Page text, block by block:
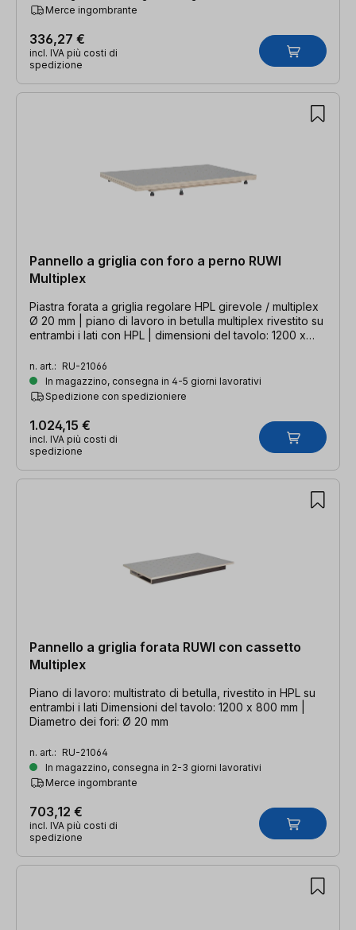
Merce ingombrante
336,27 €
incl. IVA più costi di
spedizione
Pannello a griglia con foro a perno RUWI
Multiplex
Piastra forata a griglia regolare HPL girevole / multiplex
Ø 20 mm | piano di lavoro in betulla multiplex rivestito su
entrambi i lati con HPL | dimensioni del tavolo: 1200 x
n. art.: RU-21066
In magazzino, consegna in 4-5 giorni lavorativi
Spedizione con spedizioniere
1.024,15 €
incl. IVA più costi di
spedizione
Pannello a griglia forata RUWI con cassetto
Multiplex
Piano di lavoro: multistrato di betulla, rivestito in HPL su
entrambi i lati Dimensioni del tavolo: 1200 x 800 mm |
Diametro dei fori: Ø 20 mm
n. art.: RU-21064
In magazzino, consegna in 2-3 giorni lavorativi
Merce ingombrante
703,12 €
incl. IVA più costi di
spedizione